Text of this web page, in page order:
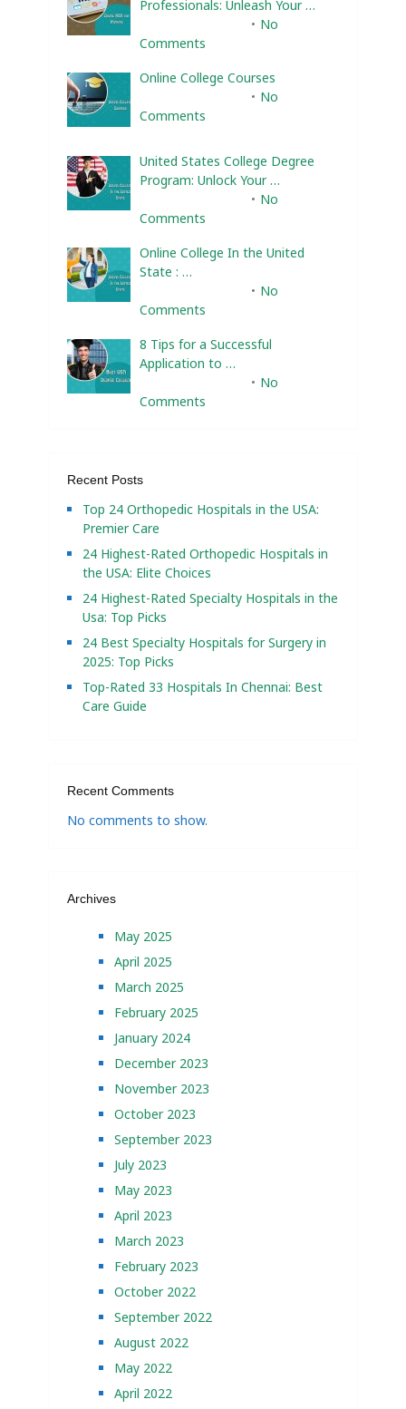
Professionals: Unleash Your …
No
Comments
Online College Courses
No
Comments
United States College Degree
Program: Unlock Your …
No
Comments
Online College In the United
State : …
No
Comments
8 Tips for a Successful
Application to …
No
Comments
Recent Posts
Top 24 Orthopedic Hospitals in the USA:
Premier Care
24 Highest-Rated Orthopedic Hospitals in
the USA: Elite Choices
24 Highest-Rated Specialty Hospitals in the
Usa: Top Picks
24 Best Specialty Hospitals for Surgery in
2025: Top Picks
Top-Rated 33 Hospitals In Chennai: Best
Care Guide
Recent Comments
No comments to show.
Archives
May 2025
April 2025
March 2025
February 2025
January 2024
December 2023
November 2023
October 2023
September 2023
July 2023
May 2023
April 2023
March 2023
February 2023
October 2022
September 2022
August 2022
May 2022
April 2022